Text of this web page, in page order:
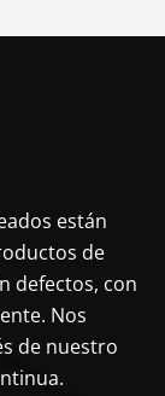
están
de
defectos, con
Nos
de nuestro